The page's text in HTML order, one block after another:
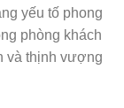
yếu tố phong
phòng khách
và thịnh vượng